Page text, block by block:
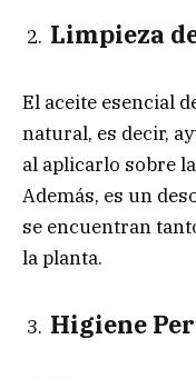
Limpieza
El aceite esencial
natural, es decir,
al aplicarlo sobre
Además, es un
se encuentran
la planta.
Higiene